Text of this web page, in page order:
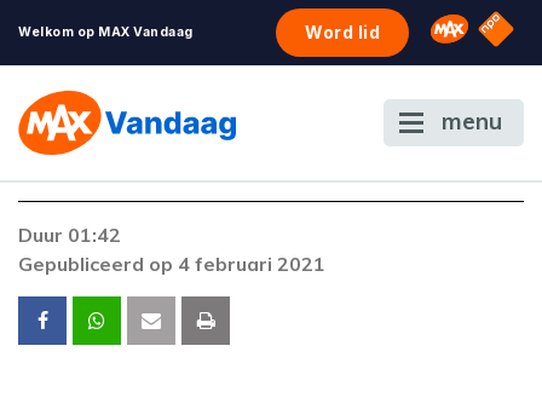
Welkom op MAX Vandaag Word lid Omroep
NPO
menu
Duur 01:42
Gepubliceerd op 4 februari 2021